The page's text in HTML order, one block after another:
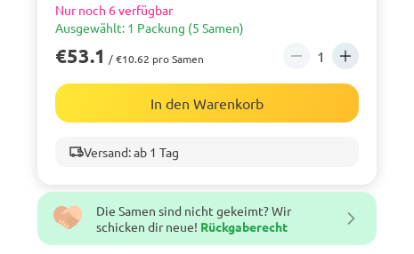
Nur noch 6 verfügbar
Ausgewählt: 1 Packung (5 Samen)
€53.1 / €10.62 pro Samen
In den Warenkorb
Versand: ab 1 Tag
Die Samen sind nicht gekeimt? Wir
schicken dir neue! Rückgaberecht